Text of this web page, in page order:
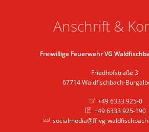
Anschrift &
Freiwillige Feuerwehr VG
Friedhofstraße 3
67714 Waldfischbach-
+49 6333 925-0
+49 6333 925-190
socialmedia@ff-vg-